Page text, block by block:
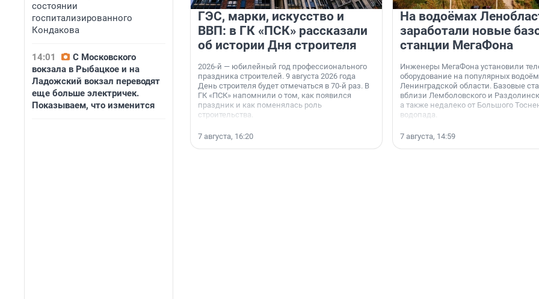
состоянии
госпитализированного
Кондакова
14:01
С Московского
вокзала в Рыбацкое и на
Ладожский вокзал переводят
еще больше электричек.
Показываем, что изменится
ГЭС, марки, искусство и
ВВП: в ГК «ПСК» рассказали
об истории Дня строителя
2026-й — юбилейный год профессионального
праздника строителей. 9 августа 2026 года
День строителя будет отмечаться в 70-й раз. В
ГК «ПСК» напомнили о том, как появился
праздник и как поменялась роль
строительства.
7 августа, 16:20
На водоёмах
заработали новые
станции МегаФона
Инженеры МегаФона установили
оборудование на популярных
Ленинградской области. Базовые
вблизи Лемболовского и
а также недалеко от Большого
водопада.
7 августа, 14:59